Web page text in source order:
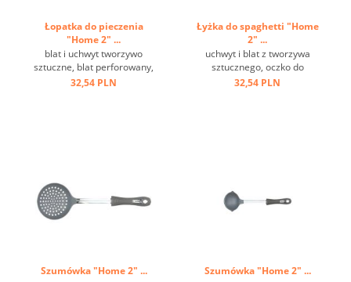
Łopatka do pieczenia
"Home 2" ...
blat i uchwyt tworzywo
sztuczne, blat perforowany,
metalowe oczko do
32,54 PLN
Łyżka do spaghetti "Home
2" ...
uchwyt i blat z tworzywa
sztucznego, oczko do
zawieszania ...
32,54 PLN
Szumówka "Home 2" ... Szumówka "Home 2" ...